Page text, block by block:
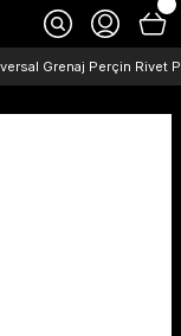
Grenaj Perçin Rivet